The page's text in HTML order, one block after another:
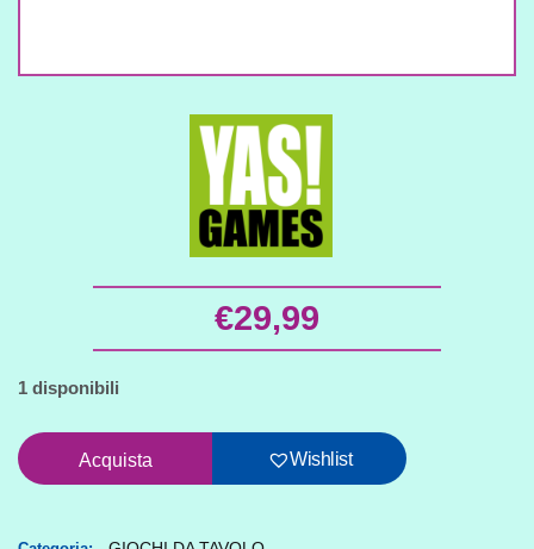
€29,99
1 disponibili
Gioco
Yoking
Acquista Wishlist